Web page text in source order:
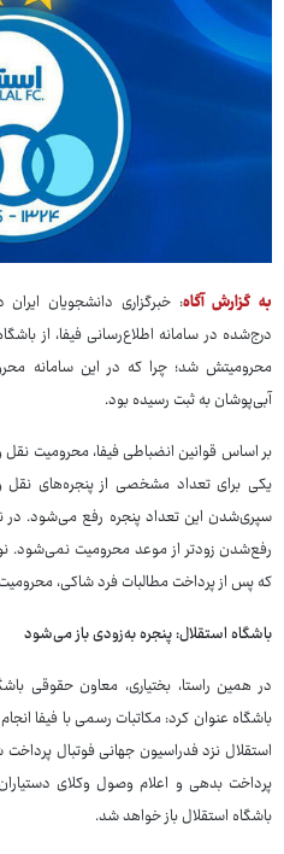
به گزارش آگاه: خبرگزاری دانشجویان
درج‌شده در سامانه اطلاع‌رسانی فیفا، از
محرومیتش شد؛ چرا که در این سامانه
آبی‌پوشان به ثبت رسیده بود.
بر اساس قوانین انضباطی فیفا، محرومیت
یکی برای تعداد مشخصی از پنجره‌های
سپری‌شدن این تعداد پنجره رفع می‌شود. در
رفع‌شدن زودتر از موعد محرومیت
که پس از پرداخت مطالبات فرد شاکی،
باشگاه استقلال: پنجره به‌زودی باز می‌شود
در همین راستا، بختیاری، معاون حقوقی
باشگاه عنوان کرد: مکاتبات رسمی با فیفا
استقلال نزد فدراسیون جهانی فوتبال
پرداخت بدهی و اعلام وصول وکلای دستیاران
باشگاه استقلال باز خواهد شد.